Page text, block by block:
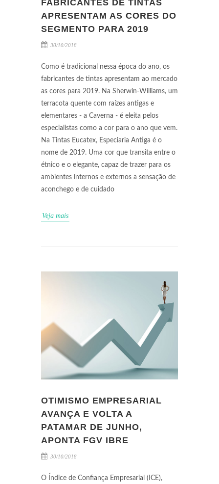
FABRICANTES DE TINTAS
APRESENTAM AS CORES DO
SEGMENTO PARA 2019
30/10/2018
Como é tradicional nessa época do ano, os
fabricantes de tintas apresentam ao mercado
as cores para 2019. Na Sherwin-Williams, um
terracota quente com raízes antigas e
elementares - a Caverna - é eleita pelos
especialistas como a cor para o ano que vem.
Na Tintas Eucatex, Especiaria Antiga é o
nome de 2019. Uma cor que transita entre o
étnico e o elegante, capaz de trazer para os
ambientes internos e externos a sensação de
aconchego e de cuidado
Veja mais
OTIMISMO EMPRESARIAL
AVANÇA E VOLTA A
PATAMAR DE JUNHO,
APONTA FGV IBRE
30/10/2018
O Índice de Confiança Empresarial (ICE),